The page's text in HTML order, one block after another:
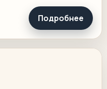
Подробнее